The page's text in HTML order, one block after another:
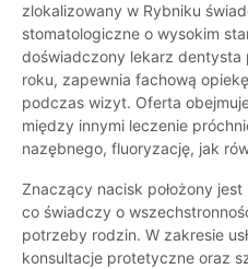
zlokalizowany w Rybniku
stomatologiczne o wysokim
doświadczony lekarz
roku, zapewnia fachową
podczas wizyt. Oferta
między innymi leczenie
nazębnego, fluoryzację, jak
Znaczący nacisk położony
co świadczy o
potrzeby rodzin. W zakresie
konsultacje protetyczne oraz